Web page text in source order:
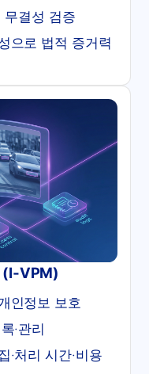
무결성 검증
으로 법적 증거력
(I‑VPM)
인정보 보호
·관리
·처리 시간·비용